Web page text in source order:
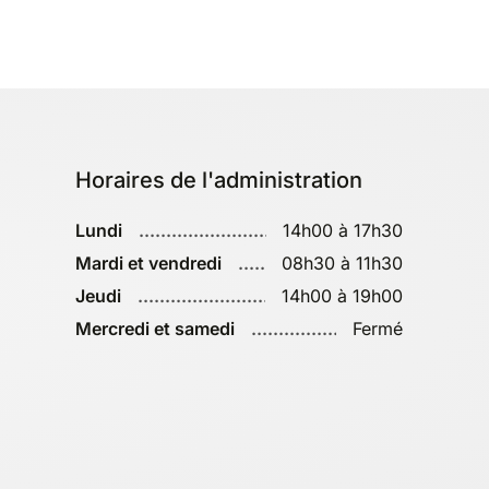
Horaires de l'administration
Lundi
14h00 à 17h30
Mardi et vendredi
08h30 à 11h30
Jeudi
14h00 à 19h00
Mercredi et samedi
Fermé